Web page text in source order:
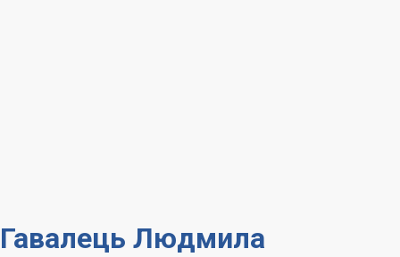
Гавалець Людмила